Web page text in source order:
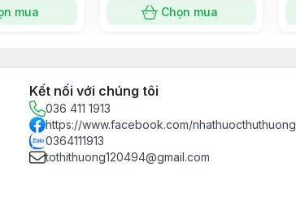
mua Chọn mua
Kết nối với chúng tôi
036 411 1913
https://www.facebook.com/nhathuocthuthuong
0364111913
tothithuong120494@gmail.com